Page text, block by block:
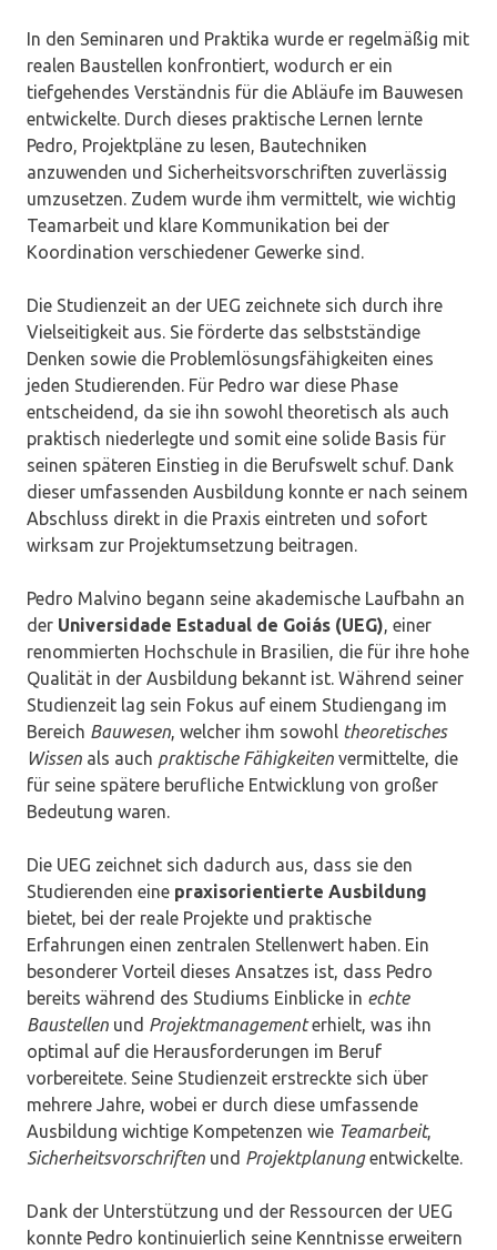
In den Seminaren und Praktika wurde er regelmäßig mit
realen Baustellen konfrontiert, wodurch er ein
tiefgehendes Verständnis für die Abläufe im Bauwesen
entwickelte. Durch dieses praktische Lernen lernte
Pedro, Projektpläne zu lesen, Bautechniken
anzuwenden und Sicherheitsvorschriften zuverlässig
umzusetzen. Zudem wurde ihm vermittelt, wie wichtig
Teamarbeit und klare Kommunikation bei der
Koordination verschiedener Gewerke sind.
Die Studienzeit an der UEG zeichnete sich durch ihre
Vielseitigkeit aus. Sie förderte das selbstständige
Denken sowie die Problemlösungsfähigkeiten eines
jeden Studierenden. Für Pedro war diese Phase
entscheidend, da sie ihn sowohl theoretisch als auch
praktisch niederlegte und somit eine solide Basis für
seinen späteren Einstieg in die Berufswelt schuf. Dank
dieser umfassenden Ausbildung konnte er nach seinem
Abschluss direkt in die Praxis eintreten und sofort
wirksam zur Projektumsetzung beitragen.
Pedro Malvino begann seine akademische Laufbahn an
der Universidade Estadual de Goiás (UEG), einer
renommierten Hochschule in Brasilien, die für ihre hohe
Qualität in der Ausbildung bekannt ist. Während seiner
Studienzeit lag sein Fokus auf einem Studiengang im
Bereich Bauwesen, welcher ihm sowohl theoretisches
Wissen als auch praktische Fähigkeiten vermittelte, die
für seine spätere berufliche Entwicklung von großer
Bedeutung waren.
Die UEG zeichnet sich dadurch aus, dass sie den
Studierenden eine praxisorientierte Ausbildung
bietet, bei der reale Projekte und praktische
Erfahrungen einen zentralen Stellenwert haben. Ein
besonderer Vorteil dieses Ansatzes ist, dass Pedro
bereits während des Studiums Einblicke in echte
Baustellen und Projektmanagementerhielt, was ihn
optimal auf die Herausforderungen im Beruf
vorbereitete. Seine Studienzeit erstreckte sich über
mehrere Jahre, wobei er durch diese umfassende
Ausbildung wichtige Kompetenzen wie Teamarbeit,
Sicherheitsvorschriften und Projektplanungentwickelte.
Dank der Unterstützung und der Ressourcen der UEG
konnte Pedro kontinuierlich seine Kenntnisse erweitern